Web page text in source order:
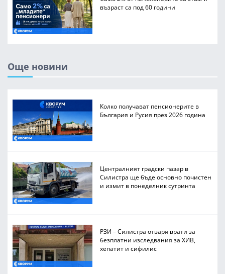
възраст са под 60 години
Още новини
Колко получават пенсионерите в
България и Русия през 2026 година
Централният градски пазар в
Силистра ще бъде основно почистен
и измит в понеделник сутринта
РЗИ – Силистра отваря врати за
безплатни изследвания за ХИВ,
хепатит и сифилис